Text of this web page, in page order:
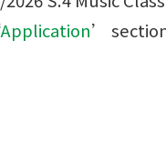
Application’